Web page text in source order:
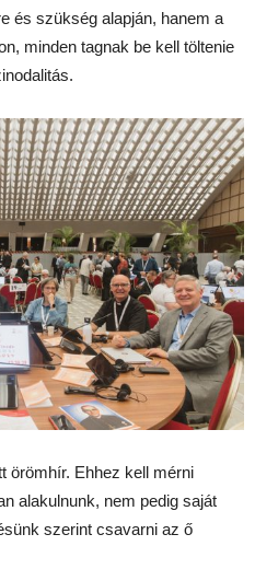
és szükség alapján, hanem a
minden tagnak be kell töltenie
örömhír. Ehhez kell mérni
alakulnunk, nem pedig saját
szerint csavarni az ő